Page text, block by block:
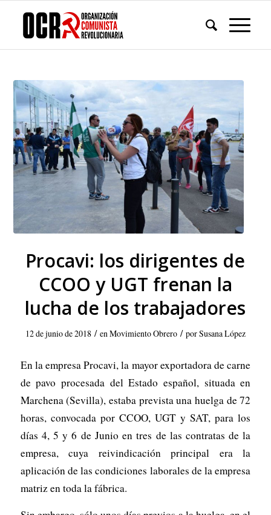
Procavi: los dirigentes de
CCOO y UGT frenan la
lucha de los trabajadores
12 de junio de 2018 / enMovimiento Obrero / porSusana López
En la empresa Procavi, la mayor exportadora de carne
de pavo procesada del Estado español, situada en
Marchena (Sevilla), estaba prevista una huelga de 72
horas, convocada por CCOO, UGT y SAT, para los
días 4, 5 y 6 de Junio en tres de las contratas de la
empresa, cuya reivindicación principal era la
aplicación de las condiciones laborales de la empresa
matriz en toda la fábrica.